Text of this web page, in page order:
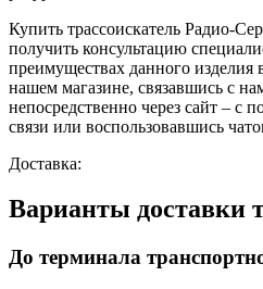
Купить трассоискатель Радио-
получить консультацию
преимуществах данного изделия
нашем магазине, связавшись с
непосредственно через сайт –
связи или воспользовавшись
Доставка:
Варианты доставки
До терминала